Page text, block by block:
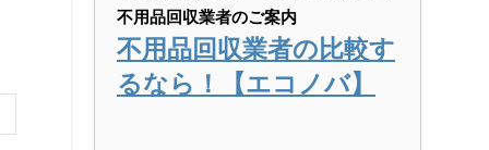
不用品回収業者のご案内
不用品回収業者の比較す
るなら！【エコノバ】